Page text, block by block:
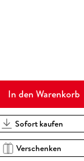
In den Warenkorb
Sofort kaufen
Verschenken